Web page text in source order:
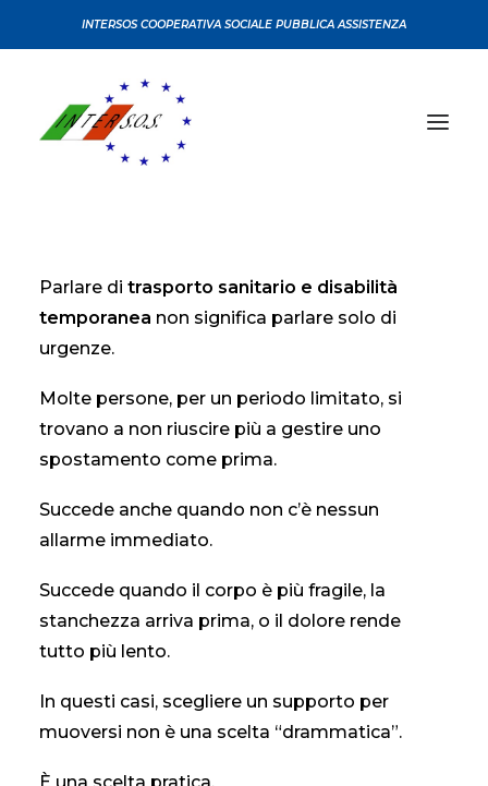
INTERSOS COOPERATIVA SOCIALE PUBBLICA ASSISTENZA
CONVENZIONI
CERTIFICAZIONI
CORSI
SEDI
CONTATTI
Parlare di trasporto sanitario e disabilità
temporanea non significa parlare solo di
urgenze.
Molte persone, per un periodo limitato, si
trovano a non riuscire più a gestire uno
spostamento come prima.
Succede anche quando non c’è nessun
allarme immediato.
Succede quando il corpo è più fragile, la
stanchezza arriva prima, o il dolore rende
tutto più lento.
In questi casi, scegliere un supporto per
muoversi non è una scelta “drammatica”.